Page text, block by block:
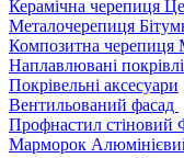
Керамічна черепиця
Металочерепиця
Композитна черепиця
Наплавлювані покрівлі
Покрівельні аксесуари
Вентильований фасад
Профнастил стіновий
Марморок